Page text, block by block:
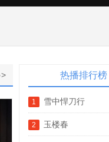
热播排行榜
1 雪中悍刀行
2 玉楼春